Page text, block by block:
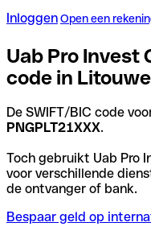
InloggenOpen een
Uab Pro Invest
code in
De SWIFT/BIC code
PNGPLT21XXX.
Toch gebruikt Uab Pro
voor verschillende
de ontvanger of bank.
Bespaar geld op